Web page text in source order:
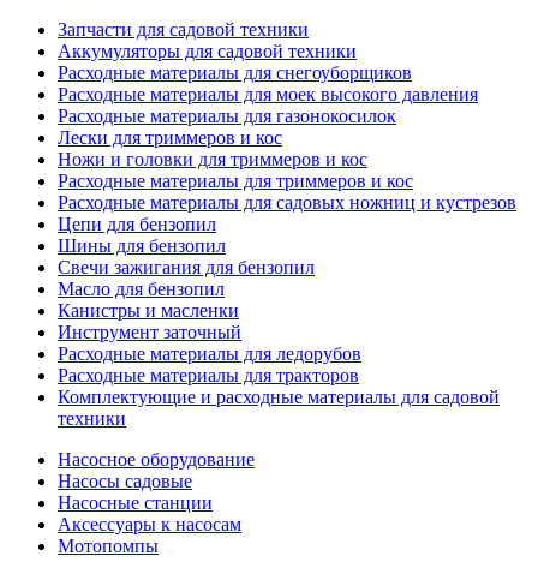
Запчасти для садовой техники
Аккумуляторы для садовой техники
Расходные материалы для снегоуборщиков
Расходные материалы для моек высокого давления
Расходные материалы для газонокосилок
Лески для триммеров и кос
Ножи и головки для триммеров и кос
Расходные материалы для триммеров и кос
Расходные материалы для садовых ножниц и кустрезов
Цепи для бензопил
Шины для бензопил
Свечи зажигания для бензопил
Масло для бензопил
Канистры и масленки
Инструмент заточный
Расходные материалы для ледорубов
Расходные материалы для тракторов
Комплектующие и расходные материалы для садовой
техники
Насосное оборудование
Насосы садовые
Насосные станции
Аксессуары к насосам
Мотопомпы